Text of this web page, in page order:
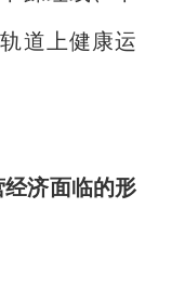
道上健康运
济面临的形